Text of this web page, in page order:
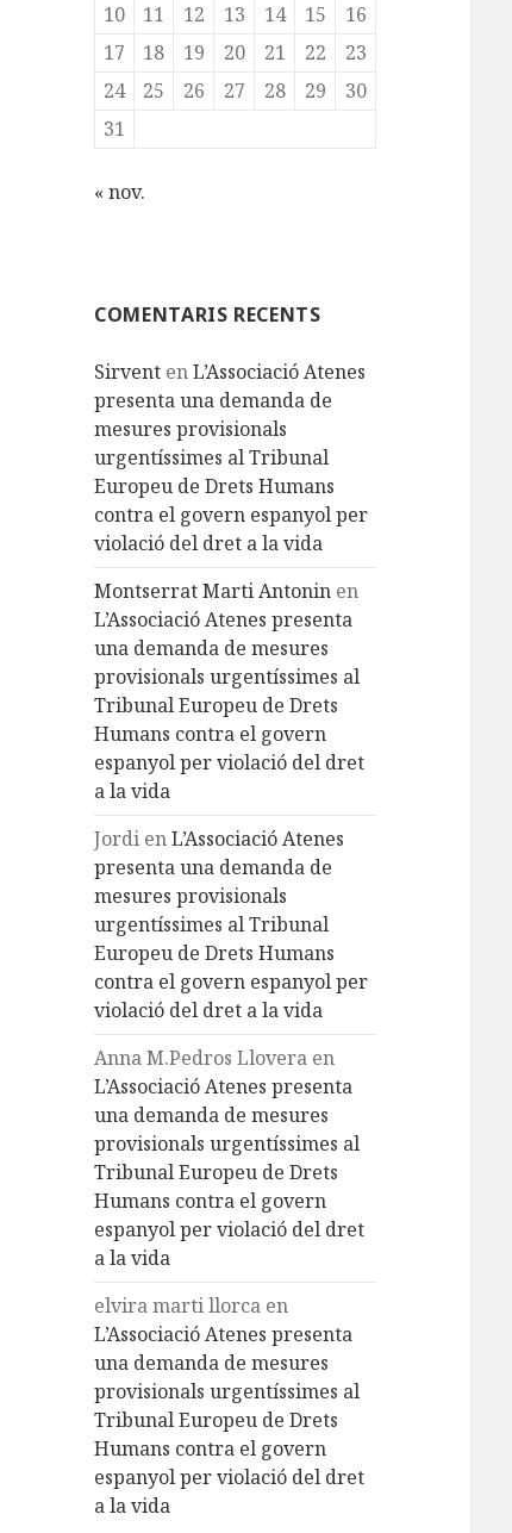
10
11 12 13 14 15
16
17
18 19 20 21 22
23
24
25 26 27 28 29
30
31
« nov.
COMENTARIS RECENTS
Sirvent enL’Associació Atenes
presenta una demanda de
mesures provisionals
urgentíssimes al Tribunal
Europeu de Drets Humans
contra el govern espanyol per
violació del dret a la vida
Montserrat Marti Antonin en
L’Associació Atenes presenta
una demanda de mesures
provisionals urgentíssimes al
Tribunal Europeu de Drets
Humans contra el govern
espanyol per violació del dret
a la vida
Jordi enL’Associació Atenes
presenta una demanda de
mesures provisionals
urgentíssimes al Tribunal
Europeu de Drets Humans
contra el govern espanyol per
violació del dret a la vida
Anna M.Pedros Llovera en
L’Associació Atenes presenta
una demanda de mesures
provisionals urgentíssimes al
Tribunal Europeu de Drets
Humans contra el govern
espanyol per violació del dret
a la vida
elvira marti llorca en
L’Associació Atenes presenta
una demanda de mesures
provisionals urgentíssimes al
Tribunal Europeu de Drets
Humans contra el govern
espanyol per violació del dret
a la vida